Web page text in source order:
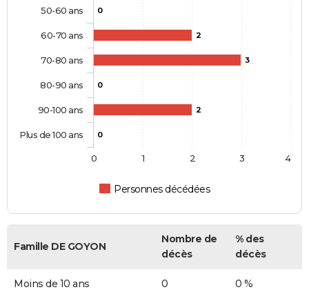
0
2
3
0
2
0
Personnes décédées
50-60 ans
60-70 ans
70-80 ans
80-90 ans
90-100 ans
Plus de 100 ans
0 1 2 3 4
Famille DE GOYON
Nombre de
décès
% des
décès
Moins de 10 ans 0 0 %